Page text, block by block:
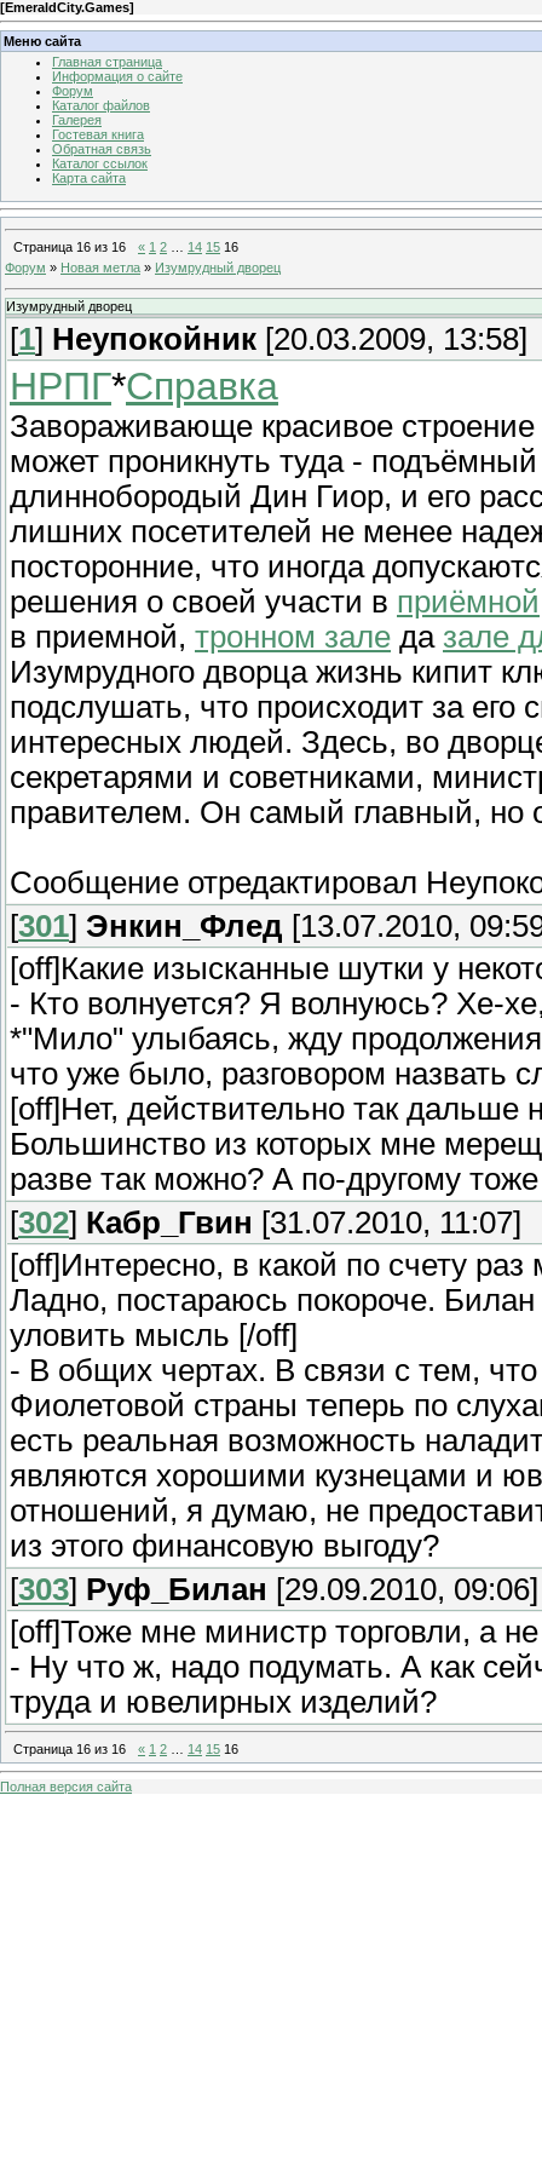
[EmeraldCity.Games]
Меню сайта
Главная страница
Информация о сайте
Форум
Каталог файлов
Галерея
Гостевая книга
Обратная связь
Каталог ссылок
Карта сайта
Страница 16 из 16 « 1 2 14 15 16
Форум » Новая метла » Изумрудный дворец
Изумрудный дворец
[1] Неупокойник [20.03.2009, 13:58]
НРПГ*Справка
Завораживающе красивое
может проникнуть туда -
длиннобородый Дин Гиор, и его
лишних посетителей не менее
посторонние, что иногда
решения о своей участи в приёмной
в приемной, тронном зале да зале
Изумрудного дворца жизнь кипит
подслушать, что происходит за
интересных людей. Здесь, во
секретарями и советниками,
правителем. Он самый главный, но
Сообщение отредактировал
[301] Энкин_Флед [13.07.2010,
[off]Какие изысканные шутки у
- Кто волнуется? Я волнуюсь? Хе-
*"Мило" улыбаясь, жду продолжения
что уже было, разговором назвать
[off]Нет, действительно так
Большинство из которых мне
разве так можно? А по-другому
[302] Кабр_Гвин [31.07.2010, 11:07]
[off]Интересно, в какой по счету
Ладно, постараюсь покороче.
уловить мысль [/off]
- В общих чертах. В связи с тем,
Фиолетовой страны теперь по
есть реальная возможность
являются хорошими кузнецами и
отношений, я думаю, не
из этого финансовую выгоду?
[303] Руф_Билан [29.09.2010, 09:06]
[off]Тоже мне министр торговли, а не
- Ну что ж, надо подумать. А как
труда и ювелирных изделий?
Страница 16 из 16 « 1 2 14 15 16
Полная версия сайта